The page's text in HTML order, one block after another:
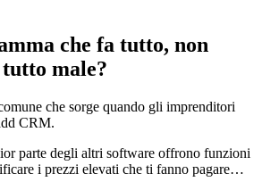
che fa tutto, non
male?
che sorge quando gli imprenditori
CRM.
parte degli altri software offrono funzioni
i prezzi elevati che ti fanno pagare…